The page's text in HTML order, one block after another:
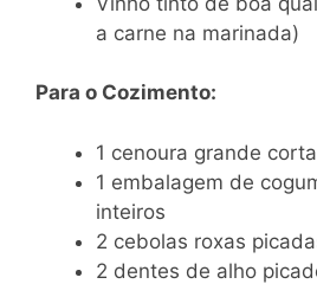
a carne na marinada)
Para o Cozimento:
1 cenoura grande
1 embalagem de
inteiros
2 cebolas roxas
2 dentes de alho